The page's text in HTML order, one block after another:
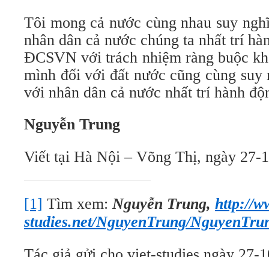
Tôi mong cả nước cùng nhau suy
nhân dân cả nước chúng ta nhất trí
ĐCSVN với trách nhiệm ràng buộc
mình đối với đất nước cũng cùng suy
với nhân dân cả nước nhất trí hành
Nguyễn Trung
Viết tại Hà Nội – Võng Thị, ngày 27-
[1] Tìm xem:Nguyễn Trung, http://
studies.net/NguyenTrung/